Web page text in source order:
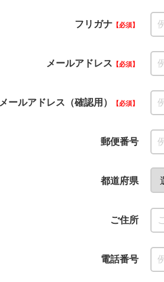
フリガナ 必須
メールアドレス 必須
メールアドレス（確認用） 必須
郵便番号
都道府県
ご住所
電話番号